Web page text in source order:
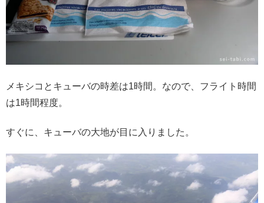
メキシコとキューバの時差は1時間。なので、フライト時間
は1時間程度。
すぐに、キューバの大地が目に入りました。